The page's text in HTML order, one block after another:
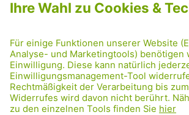
PRESSE
GRÜNE RADRETTUNG
FRIDAY NIGHTSKATING
NETIQUETTE